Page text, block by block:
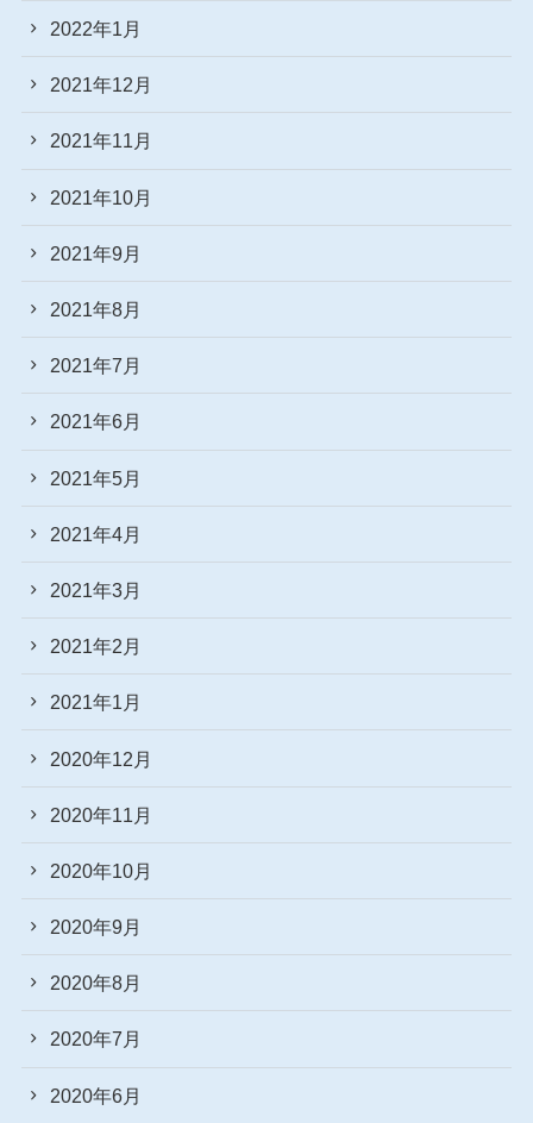
2022年1月
2021年12月
2021年11月
2021年10月
2021年9月
2021年8月
2021年7月
2021年6月
2021年5月
2021年4月
2021年3月
2021年2月
2021年1月
2020年12月
2020年11月
2020年10月
2020年9月
2020年8月
2020年7月
2020年6月